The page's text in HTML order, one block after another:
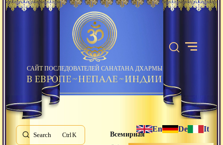
САЙТ ПОСЛЕДОВАТЕЛЕЙ САНАТАНА ДХАРМЫ
Search K
Всемирная
En De It